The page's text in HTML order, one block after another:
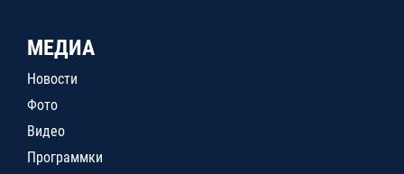
МЕДИА
Новости
Фото
Видео
Программки